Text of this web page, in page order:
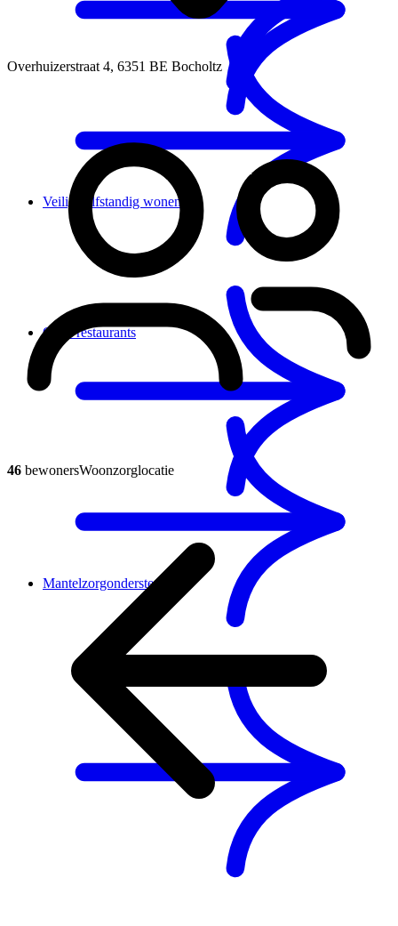
Veilig zelfstandig wonen
Mantelzorgondersteuning
Onze restaurants
Overhuizerstraat 4, 6351 BE Bocholtz
46 bewonersWoonzorglocatie